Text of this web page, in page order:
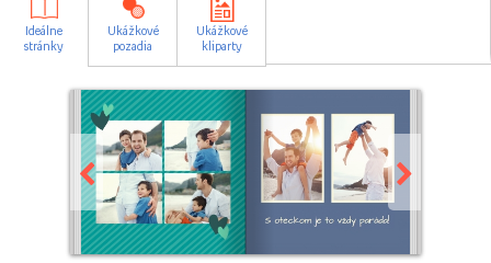
Ideálne
stránky
Ukážkové
pozadia
Ukážkové
kliparty